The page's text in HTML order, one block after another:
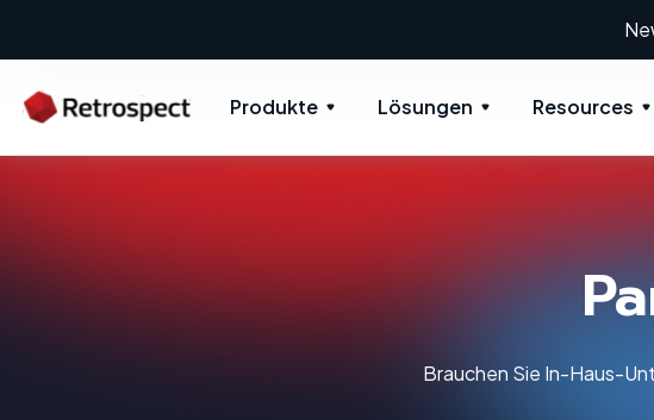
Produkte Lösungen Resources
Brauchen Sie In-Haus-